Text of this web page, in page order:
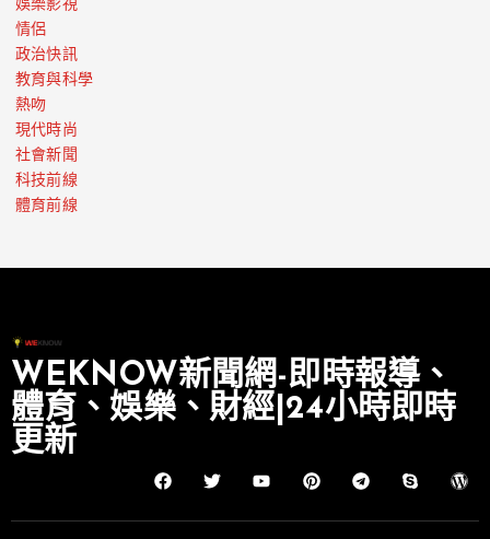
娛樂影視
情侶
政治快訊
教育與科學
熱吻
現代時尚
社會新聞
科技前線
體育前線
WEKNOW新聞網-即時報導、
體育、娛樂、財經|24小時即時
更新